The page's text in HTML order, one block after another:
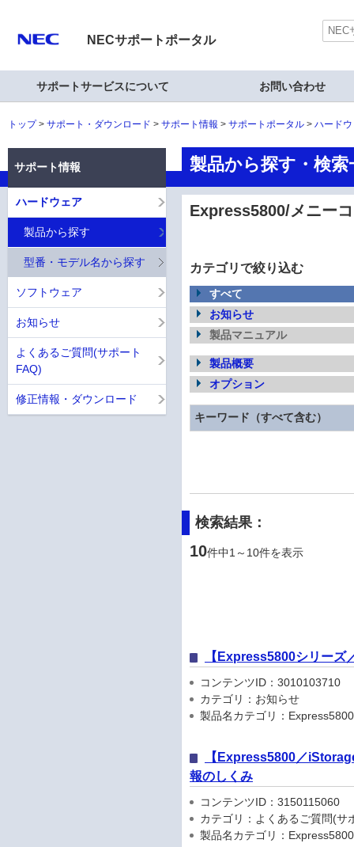
NECサポートポータル
サポートサービスについて お問い合わせ
トップ サポート・ダウンロード サポート情報 サポートポータル ハード
製品から探す・検
Express5800/メニー
カテゴリで絞り込む
すべて
お知らせ
製品マニュアル
製品概要
オプション
キーワード（すべて含む）
検索結果：
10件中1～10件を表示
【Express5800シリー
コンテンツID：3010103710
カテゴリ：お知らせ
製品名カテゴリ：
【Express5800／
報のしくみ
コンテンツID：3150115060
カテゴリ：よくあるご質問(サ
製品名カテゴリ：
サポート情報
ハードウェア
製品から探す
型番・モデル名から探す
ソフトウェア
お知らせ
よくあるご質問(サポート
FAQ)
修正情報・ダウンロード